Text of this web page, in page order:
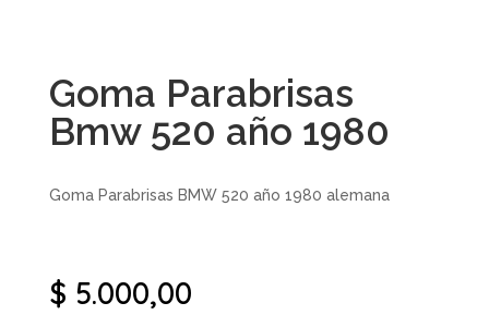
Goma Parabrisas
Bmw 520 año 1980
Goma Parabrisas BMW 520 año 1980 alemana
$ 5.000,00